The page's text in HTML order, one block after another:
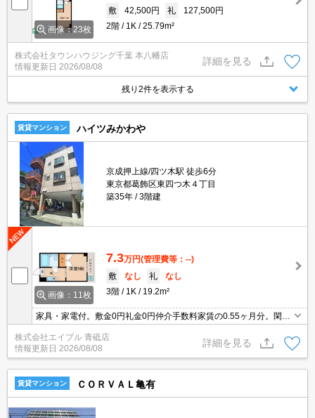
画像：23枚
敷
42,500円 礼
127,500円
2階
1K 25.79m²
株式会社タウンハウジング千葉 本八幡店
情報更新日 2026/08/08
詳細を見る
残り2件を表示する
賃貸マンション ハイツみかわや
京成押上線/四ツ木駅 徒歩6分
東京都葛飾区東四つ木４丁目
築35年
3階建
画像：11枚
7.3万円(管理費等：--)
敷
なし 礼
なし
3階
1K 19.2m²
家具・家電付。敷金0円礼金0円仲介手数料家賃の0.55ヶ月分。閑静
な住宅街。あなたの新生活応援します！。
株式会社エイブル 青砥店
情報更新日 2026/08/08
詳細を見る
賃貸マンション ＣＯＲＶＡＬ亀有